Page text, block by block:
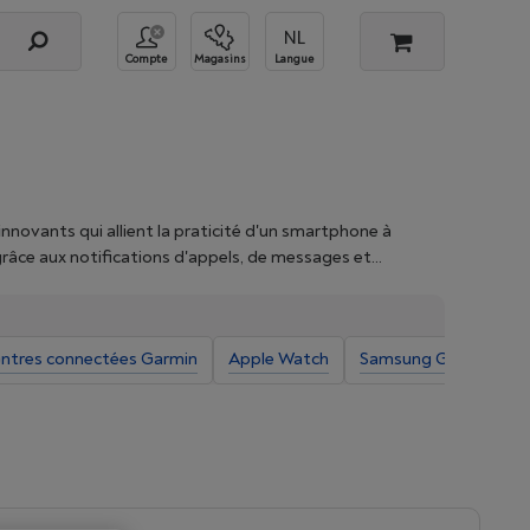
Compte Magasins Langue
qui allient la praticité d'un smartphone à
aux notifications d'appels, de messages et
et les capteurs de fréquence cardiaque. Explorez
à votre style. Affinez votre recherche en utilisant nos
connectées Garmin Apple Watch Samsung Galaxy